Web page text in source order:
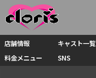
店舗情報 キャスト一覧
料金メニュー
SNS